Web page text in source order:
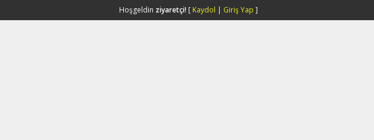
Hoşgeldin ziyaretçi! [ Kaydol | Giriş Yap ]